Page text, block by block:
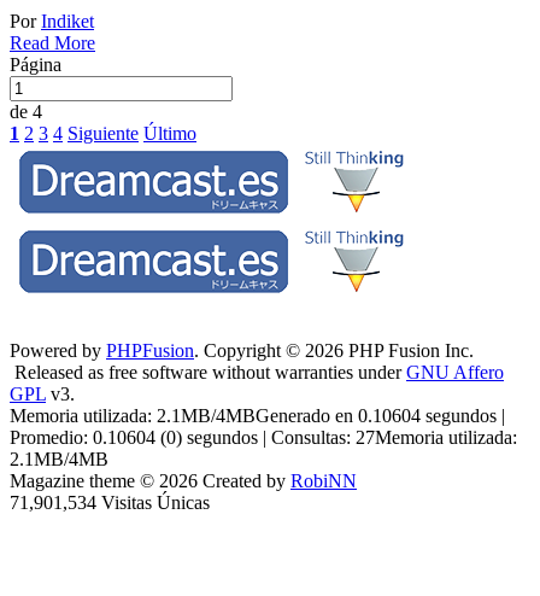
PorIndiket
Read More
Página
de 4
1 2 3 4 Siguiente Último
Powered by PHPFusion. Copyright © 2026 PHP Fusion Inc.
Released as free software without warranties underGNU Affero
GPL v3.
Memoria utilizada: 2.1MB/4MBGenerado en 0.10604 segundos |
Promedio: 0.10604 (0) segundos | Consultas: 27Memoria utilizada:
2.1MB/4MB
Magazine theme © 2026 Created by RobiNN
71,901,534 Visitas Únicas